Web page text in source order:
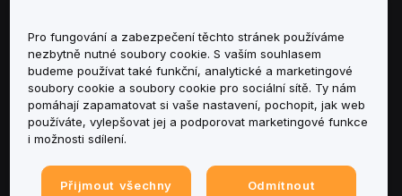
Informace
Služby
podpora
Pro fungování a zabezpečení těchto stránek používáme
nezbytně nutné soubory cookie. S vaším souhlasem
budeme používat také funkční, analytické a marketingové
soubory cookie a soubory cookie pro sociální sítě. Ty nám
pomáhají zapamatovat si vaše nastavení, pochopit, jak web
používáte, vylepšovat jej a podporovat marketingové funkce
i možnosti sdílení.
Přijmout všechny
Odmítnout